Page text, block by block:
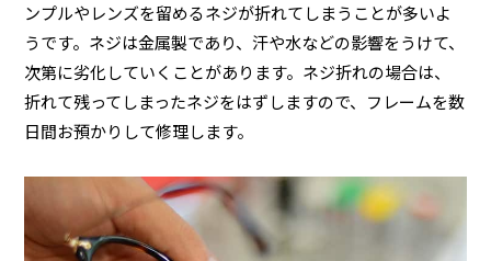
ンプルやレンズを留めるネジが折れてしまうことが多いよ
うです。ネジは金属製であり、汗や水などの影響をうけて、
次第に劣化していくことがあります。ネジ折れの場合は、
折れて残ってしまったネジをはずしますので、フレームを数
日間お預かりして修理します。